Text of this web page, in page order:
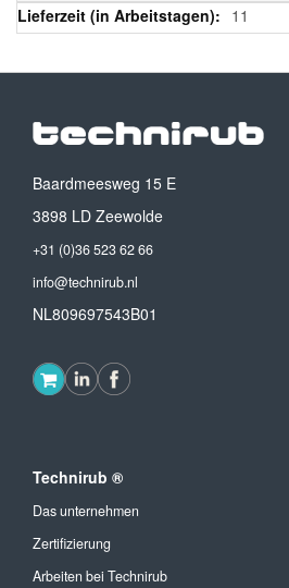
11
Baardmeesweg 15 E
3898 LD Zeewolde
+31 (0)36 523 62 66
info@technirub.nl
NL809697543B01
Technirub ®
Das unternehmen
Zertifizierung
Arbeiten bei Technirub